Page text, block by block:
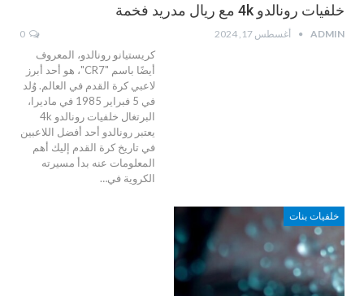
خلفيات رونالدو 4k مع ريال مدريد فخمة
ADMIN أغسطس 17, 2024
كريستيانو رونالدو، المعروف
أيضًا باسم "CR7"، هو أحد أبرز
لاعبي كرة القدم في العالم. وُلد
في 5 فبراير 1985 في ماديرا،
البرتغال خلفيات رونالدو 4k
يعتبر رونالدو أحد أفضل اللاعبين
في تاريخ كرة القدم إليك أهم
المعلومات عنه بدأ مسيرته
الكروية في…
خلفيات بنات